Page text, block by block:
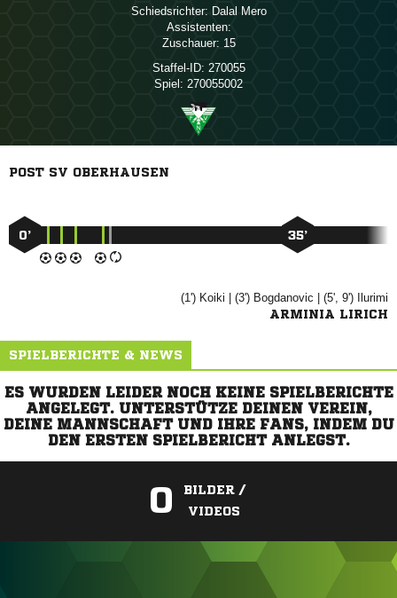
Schiedsrichter:  
Assistenten:
Zuschauer: 15
Staffel-ID: 270055
Spiel: 270055002
POST SV OBERHAUSEN
0’ 35’
(1')  | (3')  | (5', 9') 
ARMINIA LIRICH
SPIELBERICHTE & NEWS
ES WURDEN LEIDER NOCH KEINE SPIELBERICHTE
ANGELEGT. UNTERSTÜTZE DEINEN VEREIN,
DEINE MANNSCHAFT UND IHRE FANS, INDEM DU
DEN ERSTEN SPIELBERICHT ANLEGST.
0
BILDER /
VIDEOS